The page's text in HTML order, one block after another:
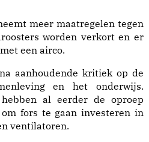
meer maatregelen tegen
worden verkort en er
een airco.
aanhoudende kritiek op de
en het onderwijs.
al eerder de oproep
fors te gaan investeren in
ventilatoren.